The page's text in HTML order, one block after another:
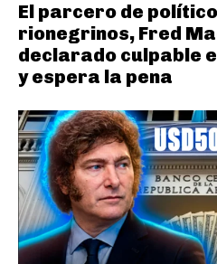
El parcero de
rionegrinos, Fred
declarado culpable
y espera la pena